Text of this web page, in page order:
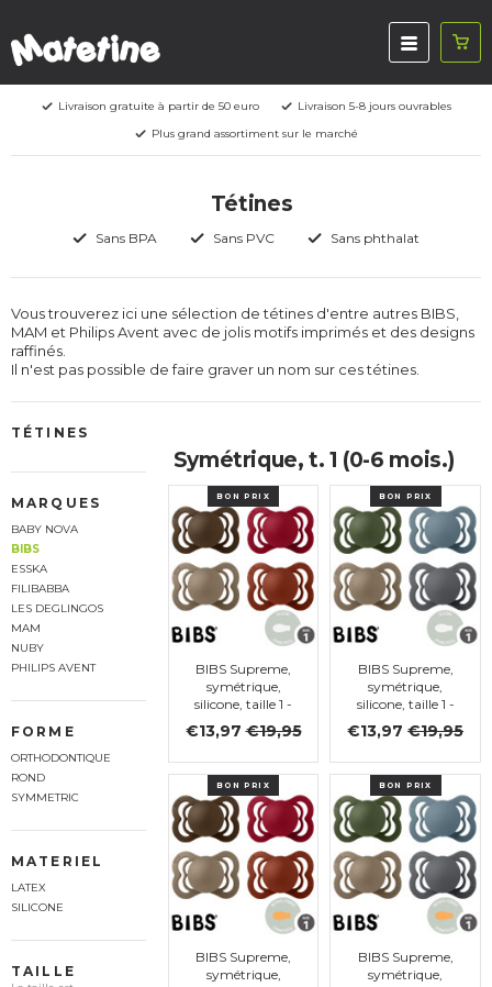
Livraison gratuite à partir de 50 euro
Livraison 5-8 jours ouvrables
Plus grand assortiment sur le marché
Tétines
Sans BPA Sans PVC Sans phthalat
Vous trouverez ici une sélection de tétines d'entre autres BIBS,
MAM et Philips Avent avec de jolis motifs imprimés et des designs
raffinés.
Il n'est pas possible de faire graver un nom sur ces tétines.
TÉTINES
MARQUES
BABY NOVA
BIBS
ESSKA
FILIBABBA
LES DEGLINGOS
MAM
NUBY
PHILIPS AVENT
FORME
ORTHODONTIQUE
ROND
SYMMETRIC
MATERIEL
LATEX
SILICONE
TAILLE
Symétrique, t. 1 (0-6 mois.)
BON PRIX
BIBS Supreme,
symétrique,
silicone, taille 1 -
Dark oak, Ruby,
€13,97 €19,95
BON PRIX
BIBS Supreme,
symétrique,
silicone, taille 1 -
Iron, Hunter
Oak)
€13,97 €19,95
BON PRIX
BIBS Supreme,
symétrique,
BON PRIX
BIBS Supreme,
symétrique,